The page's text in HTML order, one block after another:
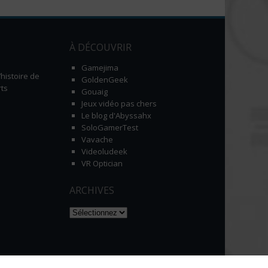
de
À DÉCOUVRIR
Gamejima
GoldenGeek
Gouaig
Jeux vidéo pas chers
Le blog d'Abyssahx
SoloGamerTest
Vavache
Videoludeek
VR Optician
ARCHIVES
Naviguer dans les archives